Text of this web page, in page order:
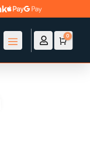
 Account
0